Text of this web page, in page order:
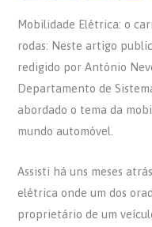
c
e
b
o
o
k
itt
er
at
s
A
p
p
Mobilidade Elétrica: o
rodas: Neste artigo
redigido por António
Departamento de
abordado o tema da
mundo automóvel.
Assisti há uns meses
elétrica onde um dos
proprietário de um